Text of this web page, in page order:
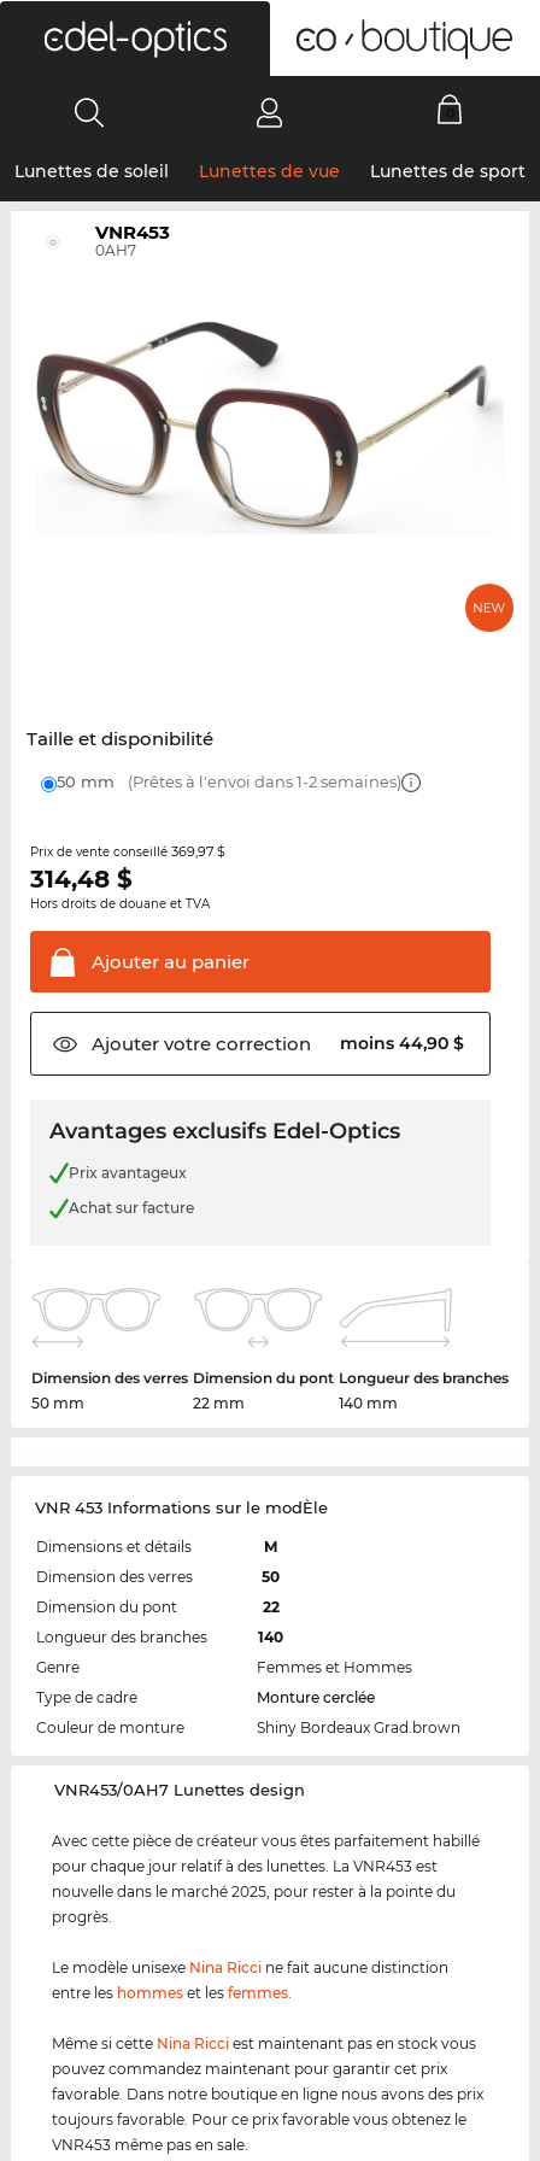
Lunettes de soleil Lunettes de vue Lunettes de sport
VNR453
0AH7
Taille et disponibilité
50 mm (Prêtes à l'envoi dans 1-2 semaines)
Prix de vente conseillé 369,97 $
314,48$
Hors droits de douane et TVA
Ajouter au panier
Ajouter votrecorrection moins 44,90 $
Avantages exclusifs Edel-Optics
Prix avantageux
Achat sur facture
Dimension des verres
50 mm
Dimension du pont
22 mm
Longueur des branches
140 mm
VNR 453 Informations sur le modÈle
Dimensions et détails
M
Dimension des verres
50
Dimension du pont
22
Longueur des branches
140
Genre
Femmes et Hommes
Type de cadre
Monture cerclée
Couleur de monture
Shiny Bordeaux Grad.brown
‌VNR453/0AH7 Lunettes design
Avec cette pièce de créateur vous êtes parfaitement habillé
pour chaque jour relatif à des lunettes. La VNR453 est
nouvelle dans le marché 2025, pour rester à la pointe du
progrès.
Le modèle unisexe Nina Ricci ne fait aucune distinction
entre les hommes et lesfemmes
Même si cette Nina Ricci est maintenant pas en stock vous
pouvez commandez maintenant pour garantir cet prix
favorable. Dans notre boutique en ligne nous avons des prix
toujours favorable. Pour ce prix favorable vous obtenez le
VNR453 même pas en sale.